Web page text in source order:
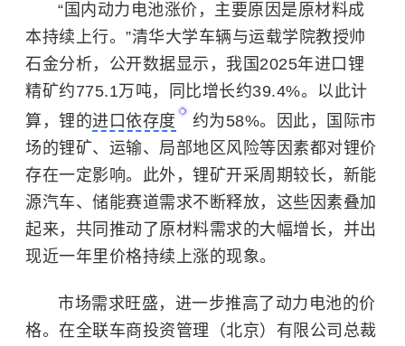
“ 国内动力电池涨价，主要原因是原材料成
本持续上行。”清华大学车辆与运载学院教授帅
石金分析，公开数据显示，我国2025年进口锂
精矿约775.1万吨，同比增长约39.4%。以此计
算，锂的进口依存度
约为58%。因此，国际市
场的锂矿、运输、局部地区风险等因素都对锂价
存在一定影响。此外，锂矿开采周期较长，新能
源汽车、储能赛道需求不断释放，这些因素叠加
起来，共同推动了原材料需求的大幅增长，并出
现近一年里价格持续上涨的现象。
市场需求旺盛，进一步推高了动力电池的价
格。在全联车商投资管理（北京）有限公司总裁